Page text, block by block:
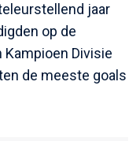
jaar
op de
Divisie
de meeste goals